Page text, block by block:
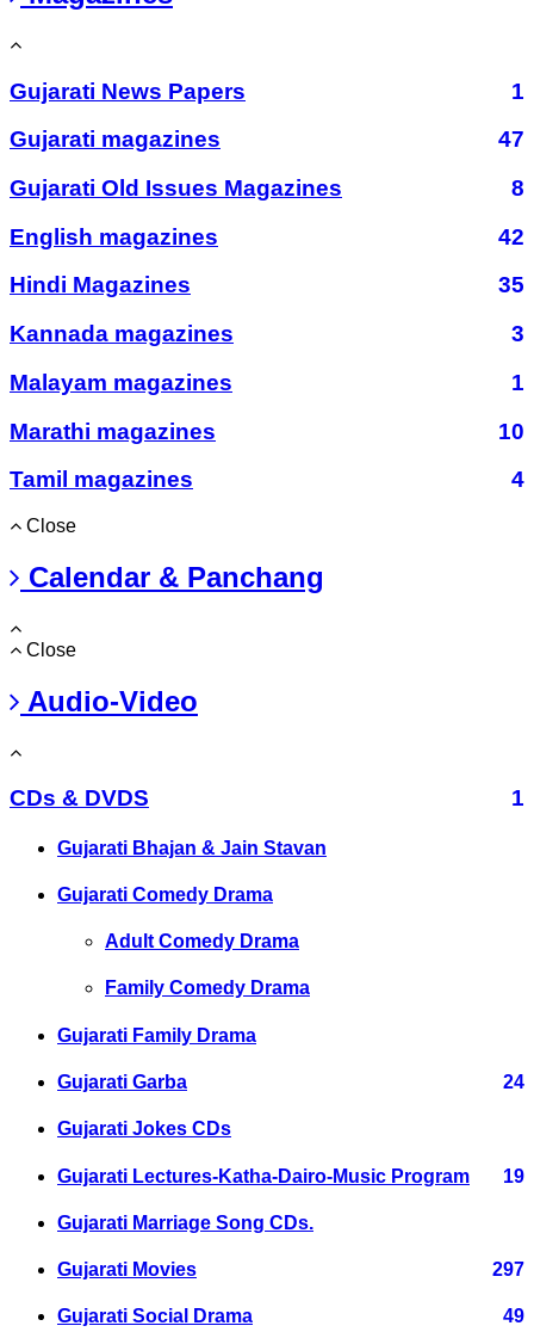
Gujarati News Papers
1
Gujarati magazines
47
Gujarati Old Issues Magazines
8
English magazines
42
Hindi Magazines
35
Kannada magazines
3
Malayam magazines
1
Marathi magazines
10
Tamil magazines
4
Close
Calendar & Panchang
Close
Audio-Video
CDs & DVDS 1
Gujarati Bhajan & Jain Stavan
Gujarati Comedy Drama
Adult Comedy Drama
Family Comedy Drama
Gujarati Family Drama
Gujarati Garba 24
Gujarati Jokes CDs
Gujarati Lectures-Katha-Dairo-Music Program 19
Gujarati Marriage Song CDs.
Gujarati Movies 297
Gujarati Social Drama 49